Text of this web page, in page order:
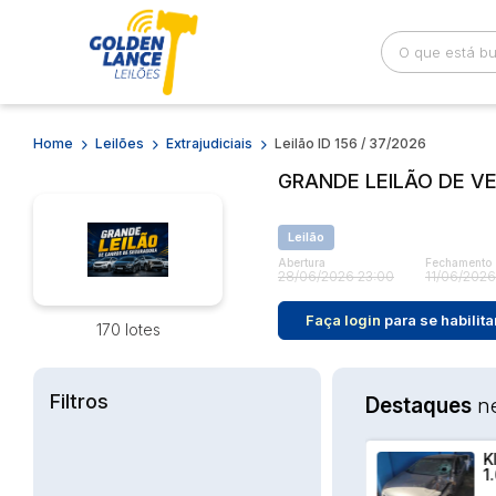
Busca por palavra-chave Categoria
Bairro
Home Leilões Extrajudiciais Leilão ID 156 / 37/2026
170 lotes
GRANDE LEILÃO DE
Leilão
Abertura
28/06/2026 23:00
Fechamento
11/06/
Faça login para se
Filtros Destaques